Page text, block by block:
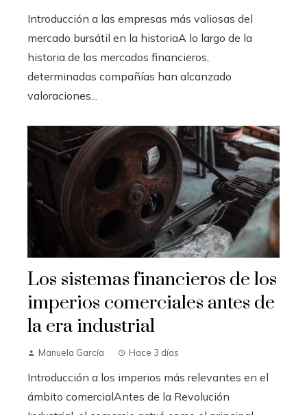
Introducción a las empresas más valiosas del
mercado bursátil en la historiaA lo largo de la
historia de los mercados financieros,
determinadas compañías han alcanzado
valoraciones...
Los sistemas financieros de los
imperios comerciales antes de
la era industrial
Manuela García Hace 3 días
Introducción a los imperios más relevantes en el
ámbito comercialAntes de la Revolución